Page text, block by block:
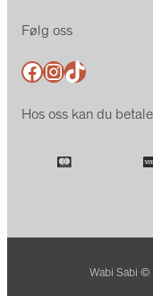
Følg oss
Facebook Instagram TikTok
Hos oss kan du
Wabi Sabi